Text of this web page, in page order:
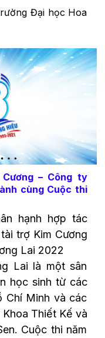
Đại học Hoa
– Công ty
cùng Cuộc thi
hạnh hợp tác
trợ Kim Cương
Lai 2022
Lai là một sân
học sinh từ các
Chí Minh và các
Thiết Kế và
Cuộc thi năm